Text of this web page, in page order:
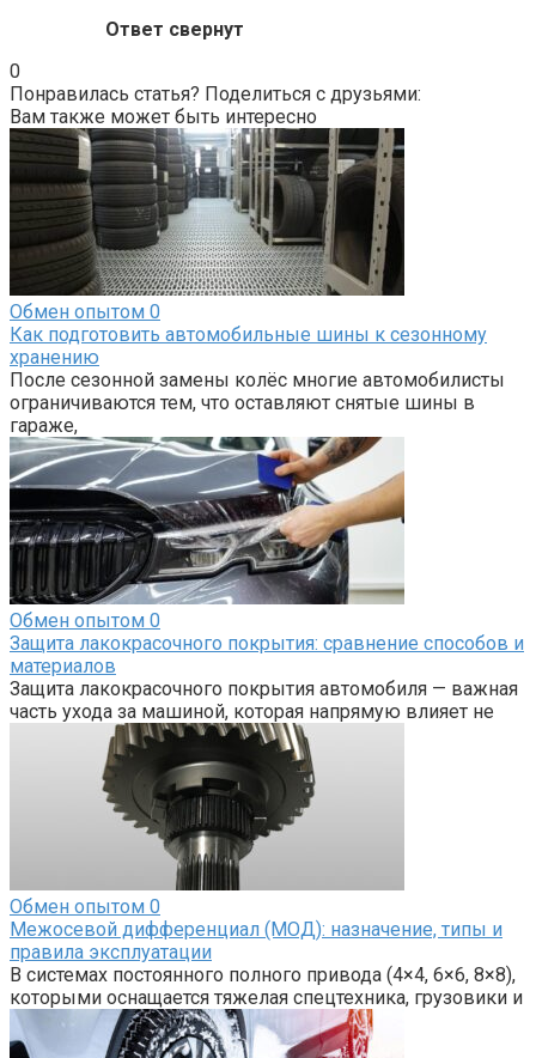
Ответ свернут
0
Понравилась статья? Поделиться с друзьями:
Вам также может быть интересно
Обмен опытом 0
Как подготовить автомобильные шины к сезонному
хранению
После сезонной замены колёс многие автомобилисты
ограничиваются тем, что оставляют снятые шины в
гараже,
Обмен опытом 0
Защита лакокрасочного покрытия: сравнение способов и
материалов
Защита лакокрасочного покрытия автомобиля — важная
часть ухода за машиной, которая напрямую влияет не
Обмен опытом 0
Межосевой дифференциал (МОД): назначение, типы и
правила эксплуатации
В системах постоянного полного привода (4×4, 6×6, 8×8),
которыми оснащается тяжелая спецтехника, грузовики и